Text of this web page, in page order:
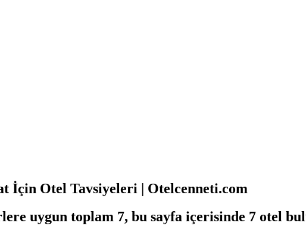
İçin Otel Tavsiyeleri | Otelcenneti.com
uygun toplam 7, bu sayfa içerisinde 7 otel